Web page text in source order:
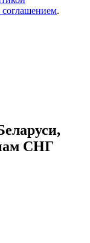
соглашением.
СНГ